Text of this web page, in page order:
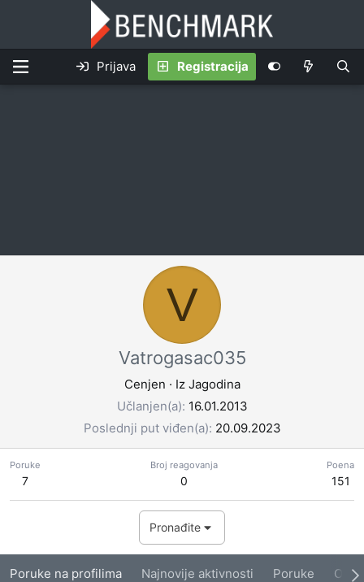
Prijava Registracija
V
Vatrogasac035
Cenjen · Iz Jagodina
Učlanjen(a) 16.01.2013
Poslednji put viđen(a) 20.09.2023
Poruke
7
Broj reagovanja
0
Poena
151
Pronađite
Poruke na profilima Najnovije aktivnosti Poruke O